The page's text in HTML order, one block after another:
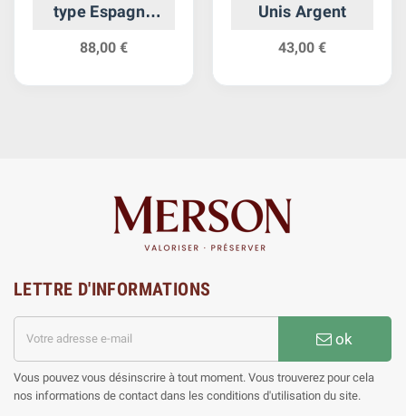
type Espagne
88,00 €
Unis Argent
43,00 €
LETTRE D'INFORMATIONS
ok
Vous pouvez vous désinscrire à tout moment. Vous trouverez pour cela
nos informations de contact dans les conditions d'utilisation du site.